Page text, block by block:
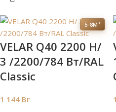
5-8М²
VELAR Q40 2200 H/
3 /2200/784 Вт/RAL
Classic
1 144 Br